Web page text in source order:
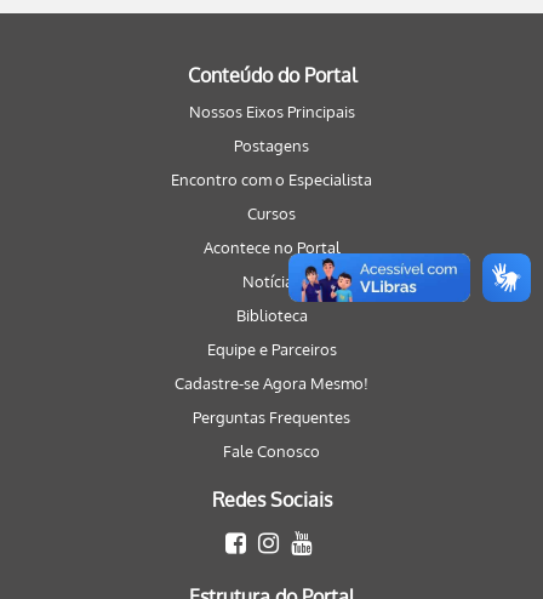
Conteúdo do Portal
Nossos Eixos Principais
Postagens
Encontro com o Especialista
Cursos
Acontece no Portal
Notícias
Biblioteca
Equipe e Parceiros
Cadastre-se Agora Mesmo!
Perguntas Frequentes
Fale Conosco
Redes Sociais